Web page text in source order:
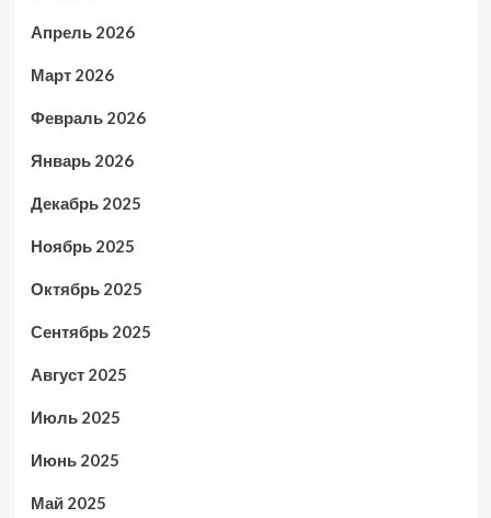
Апрель 2026
Март 2026
Февраль 2026
Январь 2026
Декабрь 2025
Ноябрь 2025
Октябрь 2025
Сентябрь 2025
Август 2025
Июль 2025
Июнь 2025
Май 2025